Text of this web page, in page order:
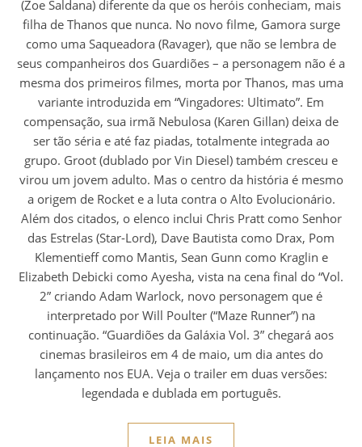
(Zoe Saldana) diferente da que os heróis conheciam, mais
filha de Thanos que nunca. No novo filme, Gamora surge
como uma Saqueadora (Ravager), que não se lembra de
seus companheiros dos Guardiões – a personagem não é a
mesma dos primeiros filmes, morta por Thanos, mas uma
variante introduzida em “Vingadores: Ultimato”. Em
compensação, sua irmã Nebulosa (Karen Gillan) deixa de
ser tão séria e até faz piadas, totalmente integrada ao
grupo. Groot (dublado por Vin Diesel) também cresceu e
virou um jovem adulto. Mas o centro da história é mesmo
a origem de Rocket e a luta contra o Alto Evolucionário.
Além dos citados, o elenco inclui Chris Pratt como Senhor
das Estrelas (Star-Lord), Dave Bautista como Drax, Pom
Klementieff como Mantis, Sean Gunn como Kraglin e
Elizabeth Debicki como Ayesha, vista na cena final do “Vol.
2” criando Adam Warlock, novo personagem que é
interpretado por Will Poulter (“Maze Runner”) na
continuação. “Guardiões da Galáxia Vol. 3” chegará aos
cinemas brasileiros em 4 de maio, um dia antes do
lançamento nos EUA. Veja o trailer em duas versões:
legendada e dublada em português.
LEIA MAIS